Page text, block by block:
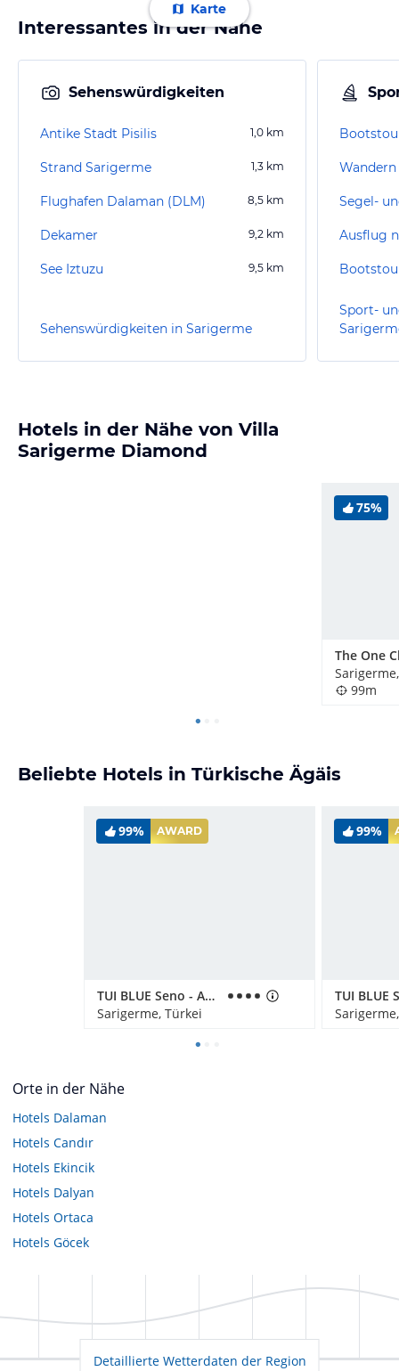
Karte
Interessantes in der Nähe
Sehenswürdigkeiten
Antike Stadt Pisilis 1,0 km
Strand Sarigerme 1,3 km
Flughafen Dalaman (DLM) 8,5 km
Dekamer 9,2 km
See Iztuzu 9,5 km
Sehenswürdigkeiten in Sarigerme
Segel-
Ausflug
Sport-
Hotels in der Nähe von Villa
Sarigerme Diamond
75%
The One
99m
Beliebte Hotels in Türkische Ägäis
99% AWARD
TUI BLUE Seno - Adults Only
Sarigerme, Türkei
99%
Orte in der Nähe
Hotels Dalaman
Hotels Candır
Hotels Ekincik
Hotels Dalyan
Hotels Ortaca
Hotels Göcek
Detaillierte Wetterdaten der Region